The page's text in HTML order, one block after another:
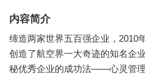
内容简介
缔造两家世界五百强企业，2010
创造了航空界一大奇迹的知名企
秘优秀企业的成功法——心灵管理